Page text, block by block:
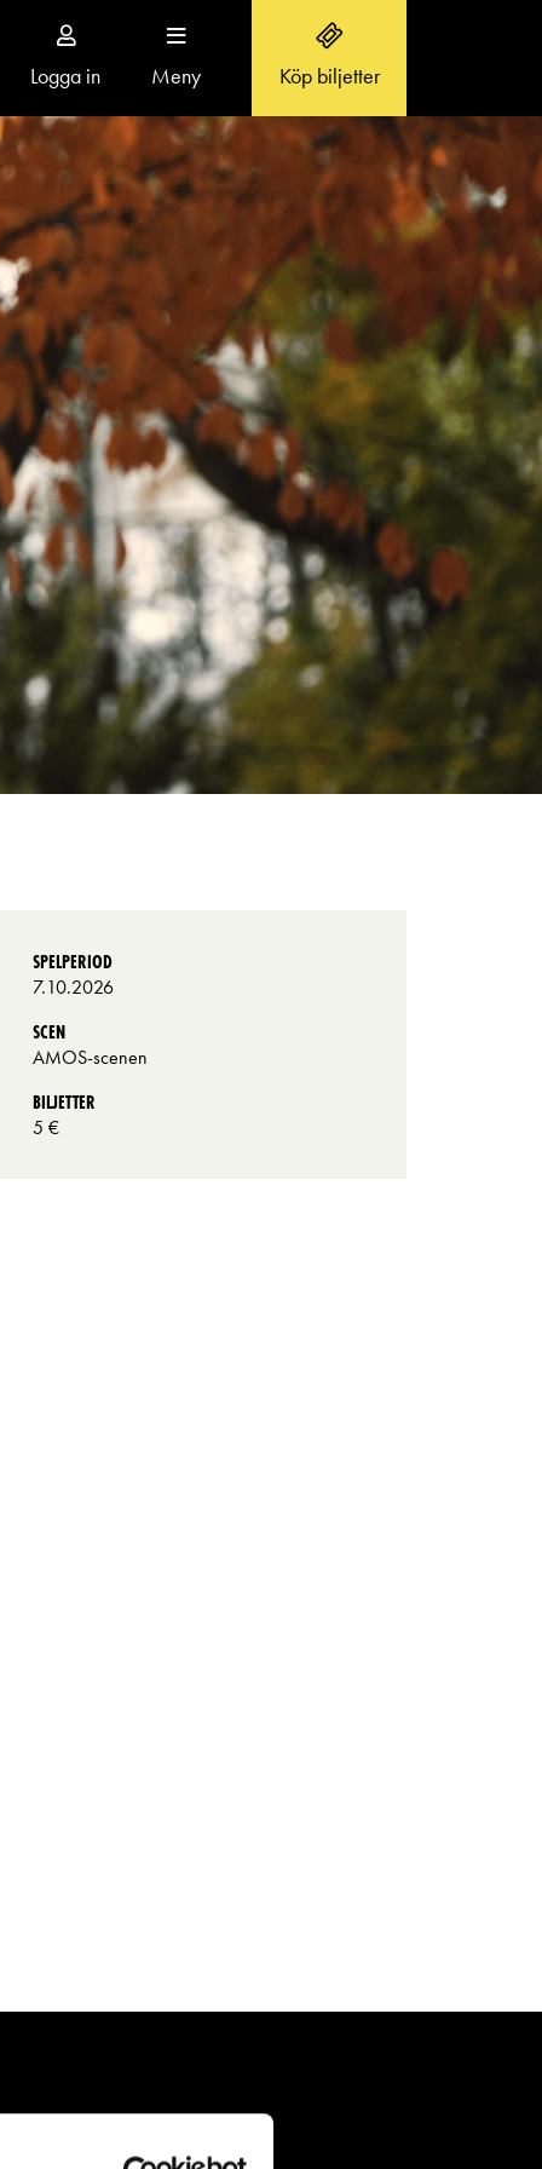
Logga in
Toggle
navigation
Meny Köp biljetter
OM SVENSKA TEATERN
Aktuellt
Teaterns verksamhet
Ensemble
Historia
Kontaktuppgifter
Press
Jobba hos oss
Nyhetsbrev
Svenska Teatern Live
SPELPERIOD
7.10.2026
SCEN
AMOS-scenen
BILJETTER
5 €